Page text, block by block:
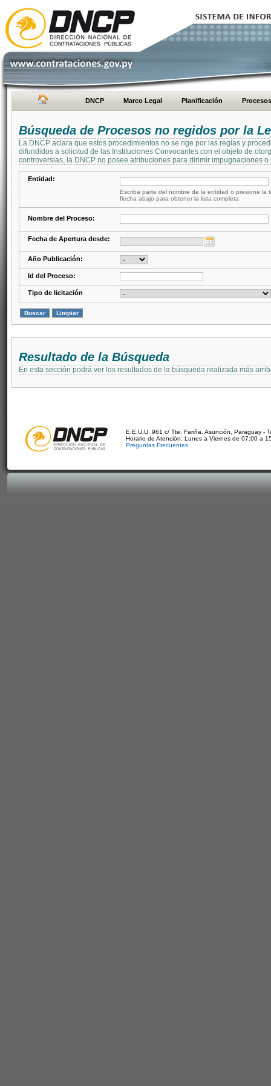
DNCP Marco Legal Planificación Procesos
Búsqueda de Procesos no regidos por la
La DNCP aclara que estos procedimientos no se rige por las reglas y
difundidos a solicitud de las Instituciones Convocantes con el objeto de
controversias, la DNCP no posee atribuciones para dirimir impugnaciones
Entidad:
Escriba parte del nombre de la entidad o presione la
flecha abajo para obtener la lista completa
Nombre del Proceso:
Fecha de Apertura desde:
Año Publicación:
Id del Proceso:
Tipo de licitación
Resultado de la Búsqueda
En esta sección podrá ver los resultados de la búsqueda realizada más
E.E.U.U. 961 c/ Tte. Fariña. Asunción, Paraguay -
Horario de Atención: Lunes a Viernes de 07:00 a
Preguntas Frecuentes